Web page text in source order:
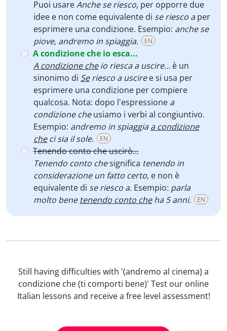
Puoi usareAnche se riesco, per opporre due
idee e non come equivalente di se riesco aper
esprimere una condizione. Esempio: anche se
piove, andremo in spiaggia.
EN
A condizione che io esca...
A condizione cheio riesca a uscire… è un
sinonimo di Seriesco a usciree si usa per
esprimere una condizione per compiere
qualcosa. Nota: dopo l'espressione a
condizione cheusiamo i verbi al congiuntivo.
Esempio: andremo in spiaggiaa condizione
checi sia il sole. EN
Tenendo conto che uscirò...
Tenendo conto chesignifica tenendo in
considerazione un fatto certo, e non è
equivalente di se riesco a. Esempio: parla
molto bene tenendo conto cheha 5 anni. EN
Still having difficulties with '(andremo al cinema) a
condizione che (ti comporti bene)' Test our online
Italian lessons and receive a free level assessment!